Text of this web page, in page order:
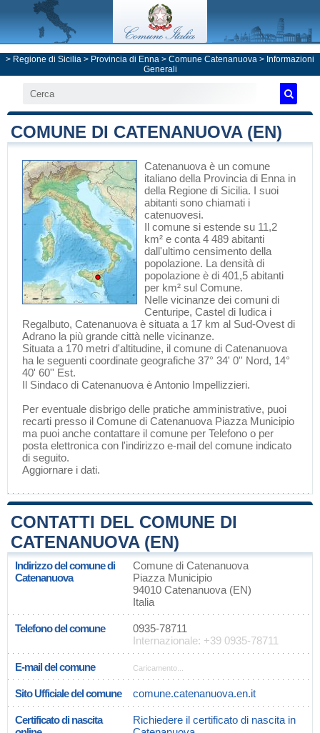
> Regione di Sicilia > Provincia di Enna > Comune Catenanuova > Informazioni
Generali
COMUNE DI CATENANUOVA (EN)
Catenanuova è un comune
italiano della Provincia di Enna in
della Regione di Sicilia. I suoi
abitanti sono chiamati i
catenuovesi.
Il comune si estende su 11,2
km² e conta 4 489 abitanti
dall'ultimo censimento della
popolazione. La densità di
popolazione è di 401,5 abitanti
per km² sul Comune.
Nelle vicinanze dei comuni di
Centuripe, Castel di Iudica i
Regalbuto, Catenanuova è situata a 17 km al Sud-Ovest di
Adrano la più grande città nelle vicinanze.
Situata a 170 metri d'altitudine, il comune di Catenanuova
ha le seguenti coordinate geografiche 37° 34' 0'' Nord, 14°
40' 60'' Est.
Il Sindaco di Catenanuova è Antonio Impellizzieri.
Per eventuale disbrigo delle pratiche amministrative, puoi
recarti presso il Comune di Catenanuova Piazza Municipio
ma puoi anche contattare il comune per Telefono o per
posta elettronica con l'indirizzo e-mail del comune indicato
di seguito.
Aggiornare i dati.
CONTATTI DEL COMUNE DI
CATENANUOVA (EN)
Indirizzo del comune di
Catenanuova
Comune di Catenanuova
Piazza Municipio
94010 Catenanuova (EN)
Italia
Telefono del comune
0935-78711
Internazionale: +39 0935-78711
E-mail del comune Caricamento...
Sito Ufficiale del comune comune.catenanuova.en.it
Certificato di nascita
Richiedere il certificato di nascita in